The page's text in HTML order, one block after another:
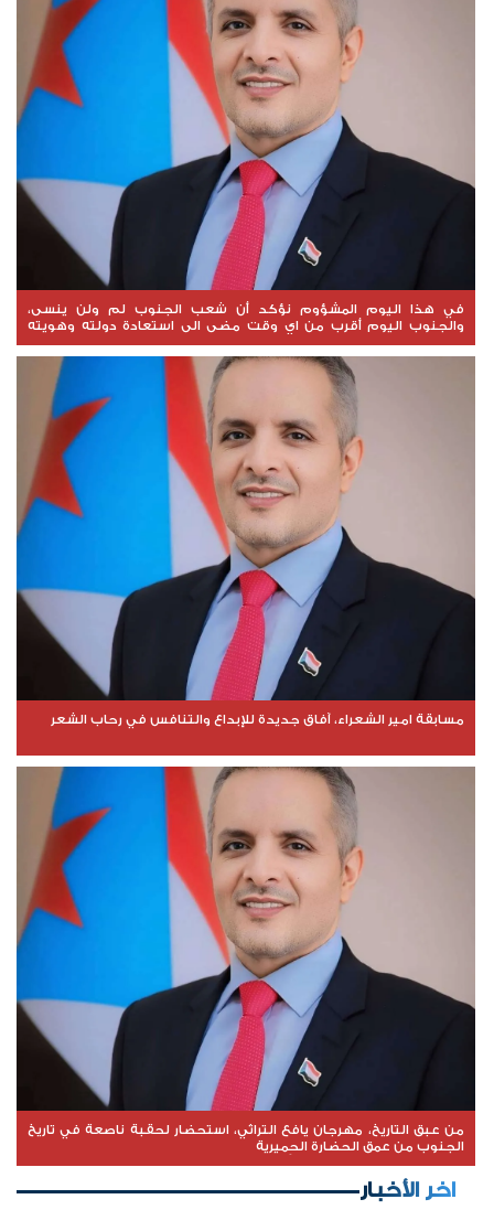
في هذا اليوم المشؤوم نؤكد أن شعب الجنوب لم ولن ينسى،
والجنوب اليوم أقرب من اي وقت مضى الى استعادة دولته وهويته
وسيادته
مسابقة امير الشعراء، آفاق جديدة للإبداع والتنافس في رحاب الشعر
من عبق التاريخ، مهرجان يافع التراثي، استحضار لحقبة ناصعة في تاريخ
الجنوب من عمق الحضارة الحِميرية
اخر الأخبار